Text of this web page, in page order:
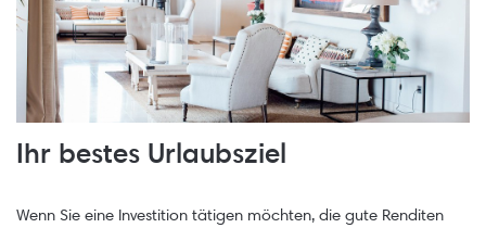
Ihr bestes Urlaubsziel
Wenn Sie eine Investition tätigen möchten, die gute Renditen